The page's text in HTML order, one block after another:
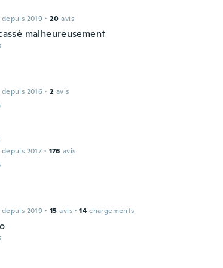
2019 · 20 avis
malheureusement
2016 · 2 avis
2017 · 176 avis
2019 · 15 avis · 14 chargements